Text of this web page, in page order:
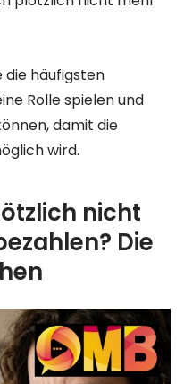
die häufigsten
Rolle spielen und
damit die
wird.
nicht
Die